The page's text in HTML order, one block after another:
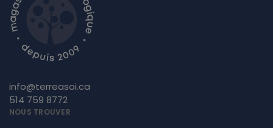
info@terreasoi.ca
514 759 8772
NOUS TROUVER